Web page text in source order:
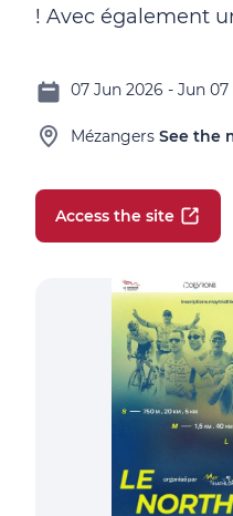
! Avec également
07 Jun 2026 - Jun 07
Mézangers See the
Access the site